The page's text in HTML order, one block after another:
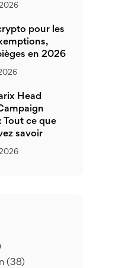
pour les
en 2026
Head
Tout ce que
savoir
(38)